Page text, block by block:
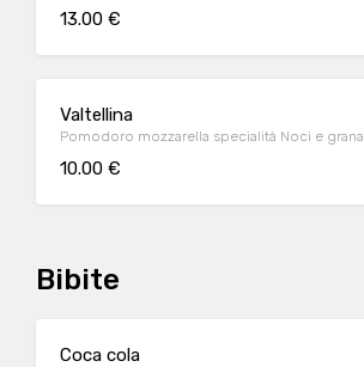
13.00 €
Valtellina
Pomodoro mozzarella specialità Noci e grana
10.00 €
Bibite
Coca cola